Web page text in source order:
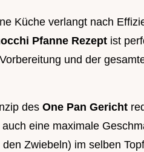
Küche verlangt nach
Pfanne Rezept ist
und der
des One Pan Gericht
eine maximale
den Zwiebeln) im selben